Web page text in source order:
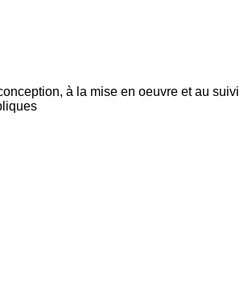
à la mise en oeuvre et au suivi